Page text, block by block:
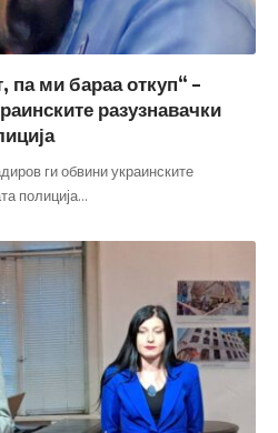
па ми бараа откуп“ –
разузнавачки
ги обвини украинските
полиција…